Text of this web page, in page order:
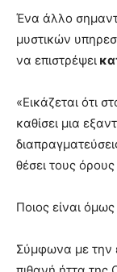
Ένα άλλο
μυστικών
να επιστρέψει
«Εικάζεται ότι
καθίσει μια
θέσει τους
Ποιος είναι
Σύμφωνα με την